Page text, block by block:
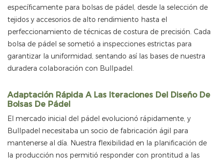
específicamente para bolsas de pádel, desde la selección de
tejidos y accesorios de alto rendimiento hasta el
perfeccionamiento de técnicas de costura de precisión. Cada
bolsa de pádel se sometió a inspecciones estrictas para
garantizar la uniformidad, sentando así las bases de nuestra
duradera colaboración con Bullpadel.
Adaptación Rápida A Las Iteraciones Del Diseño De
Bolsas De Pádel
El mercado inicial del pádel evolucionó rápidamente, y
Bullpadel necesitaba un socio de fabricación ágil para
mantenerse al día. Nuestra flexibilidad en la planificación de
la producción nos permitió responder con prontitud a las